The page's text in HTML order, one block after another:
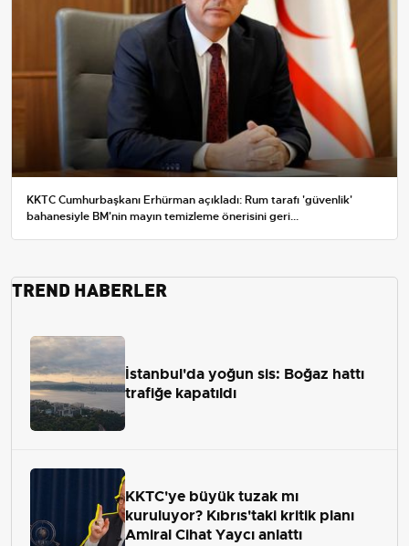
KKTC Cumhurbaşkanı Erhürman açıkladı: Rum tarafı 'güvenlik'
bahanesiyle BM'nin mayın temizleme önerisini geri...
TREND HABERLER
İstanbul'da yoğun sis: Boğaz hattı
trafiğe kapatıldı
KKTC'ye büyük tuzak mı
kuruluyor? Kıbrıs'taki kritik planı
Amiral Cihat Yaycı anlattı